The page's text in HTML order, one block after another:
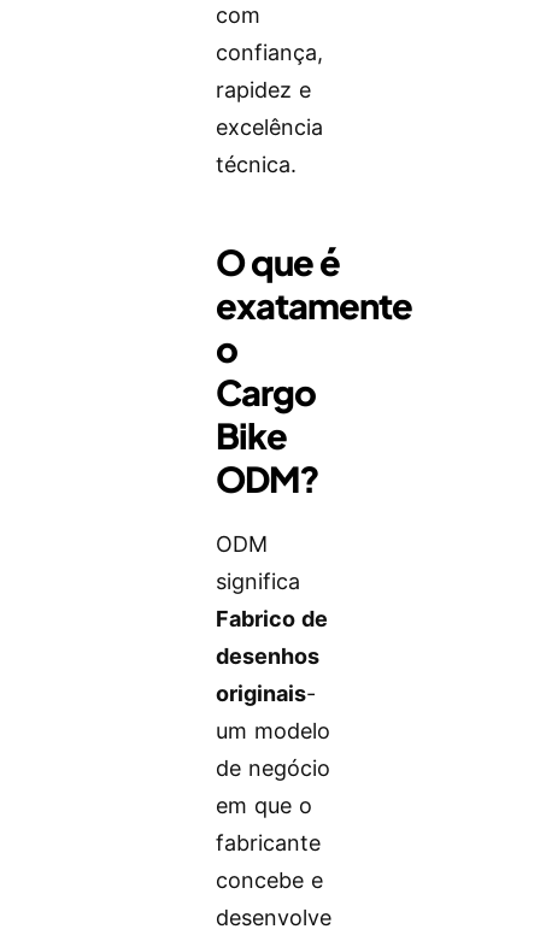
com
confiança,
rapidez e
excelência
técnica.
O que é
exatamente
o
Cargo
Bike
ODM?
ODM
significa
Fabrico de
desenhos
originais-
um modelo
de negócio
em que o
fabricante
concebe e
desenvolve